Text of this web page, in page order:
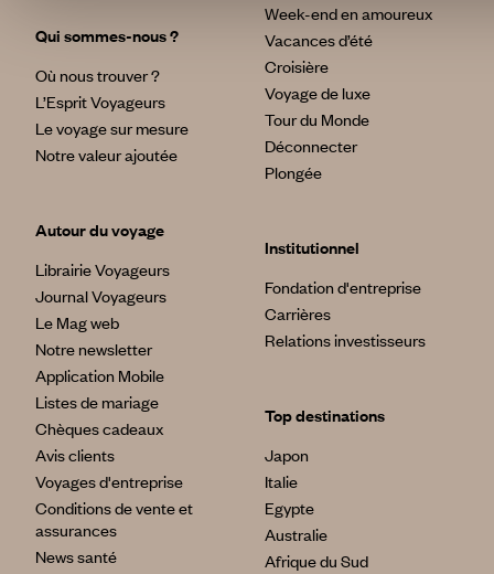
Qui sommes-nous ?
Où nous trouver ?
L’Esprit Voyageurs
Le voyage sur mesure
Notre valeur ajoutée
Autour du voyage
Librairie Voyageurs
Journal Voyageurs
Le Mag web
Notre newsletter
Application Mobile
Listes de mariage
Chèques cadeaux
Avis clients
Voyages d'entreprise
Conditions de vente et
assurances
News santé
Week-end en amoureux
Vacances d’été
Croisière
Voyage de luxe
Tour du Monde
Déconnecter
Plongée
Institutionnel
Fondation d'entreprise
Carrières
Relations investisseurs
Top destinations
Japon
Italie
Egypte
Australie
Afrique du Sud